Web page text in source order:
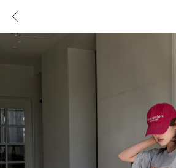
로그인
콘텐츠 플러스핏
도착보장⚡ ALL